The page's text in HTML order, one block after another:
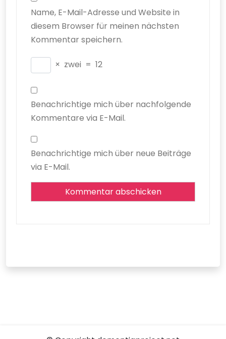
Name, E-Mail-Adresse und Website in
diesem Browser für meinen nächsten
Kommentar speichern.
× zwei = 12
Benachrichtige mich über nachfolgende
Kommentare via E-Mail.
Benachrichtige mich über neue Beiträge
via E-Mail.